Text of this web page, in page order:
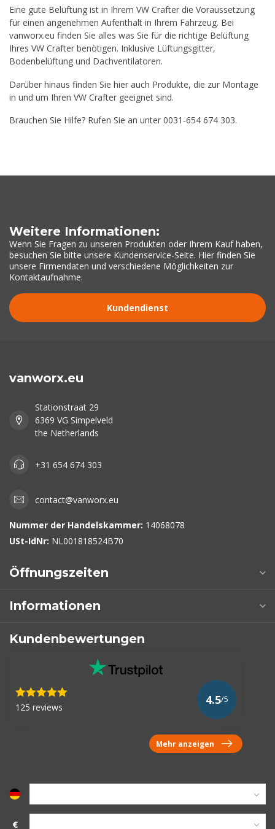
Eine gute Belüftung ist in Ihrem VW Crafter die Voraussetzung
für einen angenehmen Aufenthalt in Ihrem Fahrzeug. Bei
vanworx.eu finden Sie alles was Sie für die richtige Belüftung
Ihres VW Crafter benötigen. Inklusive Lüftungsgitter,
Bodenbelüftung und Dachventilatoren.
Darüber hinaus finden Sie hier auch Produkte, die zur Montage
in und um Ihren VW Crafter geeignet sind.
Brauchen Sie Hilfe? Rufen Sie an unter 0031-654 674 303.
Weitere Informationen:
Wenn Sie Fragen zu unseren Produkten oder Ihrem Kauf haben,
besuchen Sie bitte unsere Kundenservice-Seite. Hier finden Sie
unsere Firmendaten und verschiedene Möglichkeiten zur
Kontaktaufnahme.
Kundendienst
vanworx.eu
Stationstraat 29
6369 VG Simpelveld
the Netherlands
+31 654 674 303
contact@vanworx.eu
Nummer der Handelskammer: 14068078
USt-IdNr: NL001818524B70
Öffnungszeiten
Informationen
Kundenbewertungen
125 reviews
4.5/5
Mehr anzeigen
€